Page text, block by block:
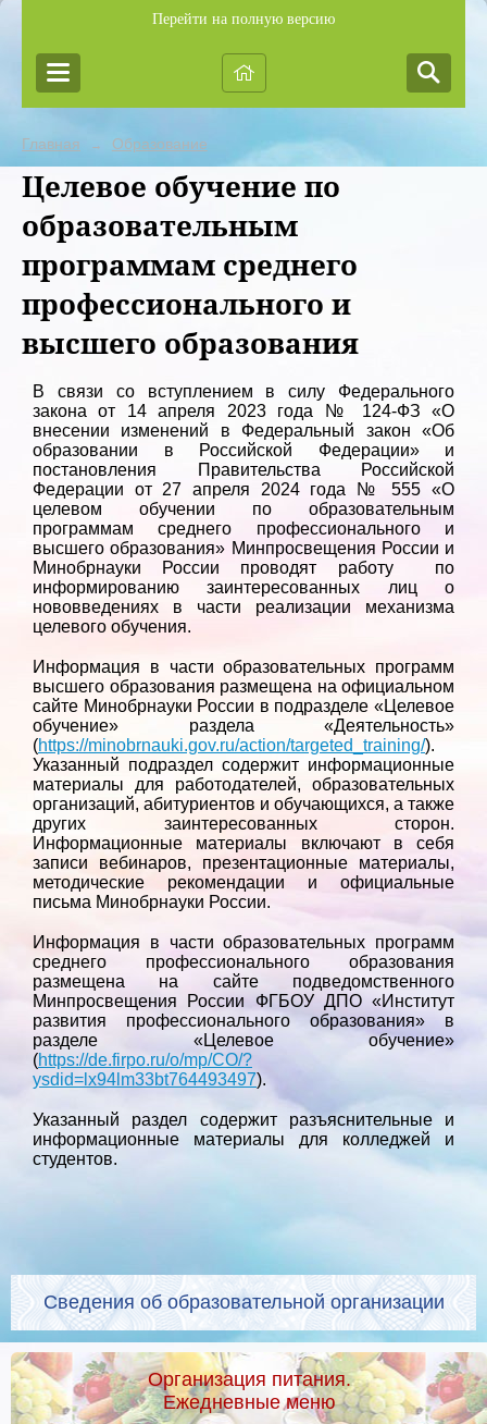
Перейти на полную версию
Главная → Образование
Целевое обучение по
образовательным
программам среднего
профессионального и
высшего образования
В связи со вступлением в силу Федерального
закона от 14 апреля 2023 года № 124-ФЗ «О
внесении изменений в Федеральный закон «Об
образовании в Российской Федерации» и
постановления Правительства Российской
Федерации от 27 апреля 2024 года № 555 «О
целевом обучении по образовательным
программам среднего профессионального и
высшего образования» Минпросвещения России и
Минобрнауки России проводят работу по
информированию заинтересованных лиц о
нововведениях в части реализации механизма
целевого обучения.
Информация в части образовательных программ
высшего образования размещена на официальном
сайте Минобрнауки России в подразделе «Целевое
обучение» раздела «Деятельность»
(https://minobrnauki.gov.ru/action/targeted_training/).
Указанный подраздел содержит информационные
материалы для работодателей, образовательных
организаций, абитуриентов и обучающихся, а также
других заинтересованных сторон.
Информационные материалы включают в себя
записи вебинаров, презентационные материалы,
методические рекомендации и официальные
письма Минобрнауки России.
Информация в части образовательных программ
среднего профессионального образования
размещена на сайте подведомственного
Минпросвещения России ФГБОУ ДПО «Институт
развития профессионального образования» в
разделе «Целевое обучение»
(https://de.firpo.ru/o/mp/CO/?
ysdid=lx94lm33bt764493497).
Указанный раздел содержит разъяснительные и
информационные материалы для колледжей и
студентов.
Сведения об образовательной организации
Организация питания.
Ежедневные меню